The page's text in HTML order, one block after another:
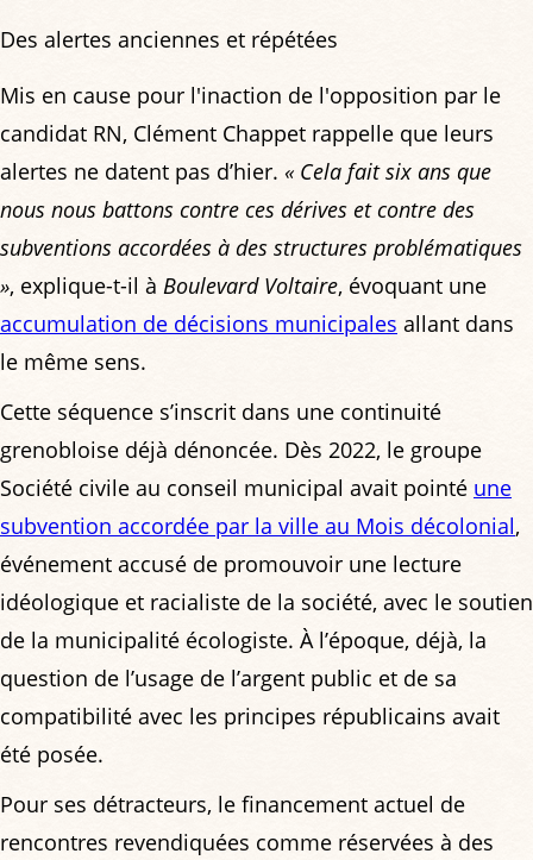
Des alertes anciennes et répétées
Mis en cause pour l'inaction de l'opposition par le
candidat RN, Clément Chappet rappelle que leurs
alertes ne datent pas d’hier. « Cela fait six ans que
nous nous battons contre ces dérives et contre des
subventions accordées à des structures problématiques
», explique-t-il à Boulevard Voltaire, évoquant une
accumulation de décisions municipales allant dans
le même sens.
Cette séquence s’inscrit dans une continuité
grenobloise déjà dénoncée. Dès 2022, le groupe
Société civile au conseil municipal avait pointé une
subvention accordée par la ville au Mois décolonial,
événement accusé de promouvoir une lecture
idéologique et racialiste de la société, avec le soutien
de la municipalité écologiste. À l’époque, déjà, la
question de l’usage de l’argent public et de sa
compatibilité avec les principes républicains avait
été posée.
Pour ses détracteurs, le financement actuel de
rencontres revendiquées comme réservées à des